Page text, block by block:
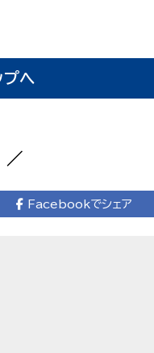
プへ
／
Facebookでシェア